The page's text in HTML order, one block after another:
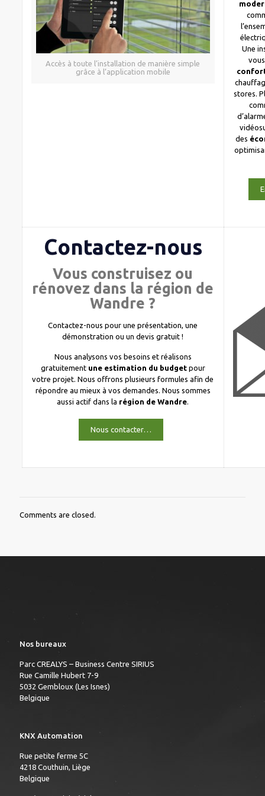
Accès à toute l’installation de manière simple
grâce à l’application mobile
Une
stores.
des
Contactez-nous
Vous construisez ou
rénovez dans la région de
Wandre ?
Contactez-nous pour une présentation, une
démonstration ou un devis gratuit !
Nous analysons vos besoins et réalisons
gratuitement une estimation du budgetpour
votre projet. Nous offrons plusieurs formules afin de
répondre au mieux à vos demandes. Nous sommes
aussi actif dans la région de Wandre.
Nous contacter…
Comments are closed.
Nos bureaux
Parc CREALYS – Business Centre SIRIUS
Rue Camille Hubert 7-9
5032 Gembloux (Les Isnes)
Belgique
KNX Automation
Rue petite ferme 5C
4218 Couthuin, Liège
Belgique